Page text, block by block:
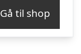
Gå til shop